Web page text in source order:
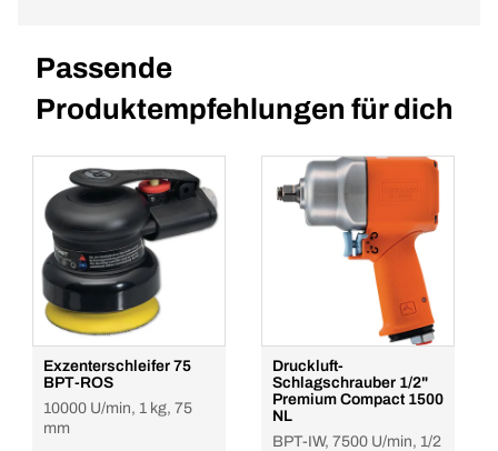
Passende
Produktempfehlungen für dich
Exzenterschleifer 75
BPT-ROS
10000 U/min, 1 kg, 75
mm
Druckluft-
Schlagschrauber 1/2"
Premium Compact 1500
NL
BPT-IW, 7500 U/min, 1/2